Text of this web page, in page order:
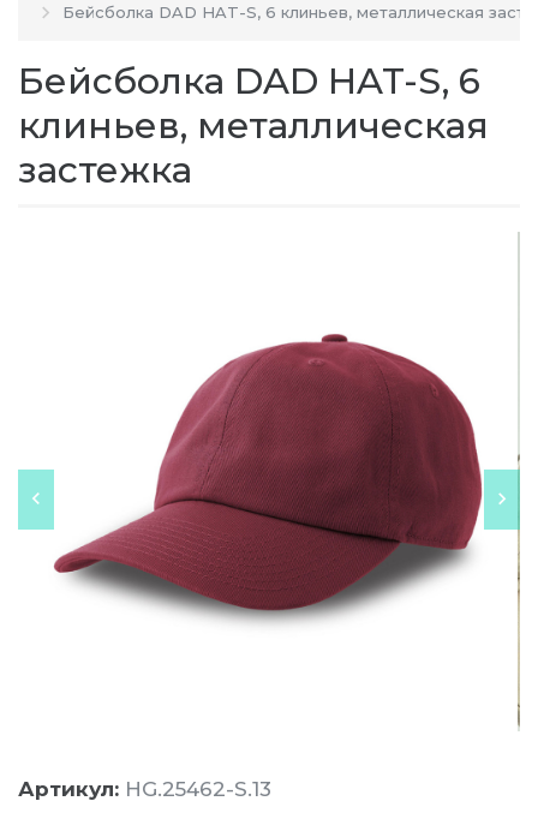
Бейсболка DAD HAT-S, 6 клиньев, металлическая
Бейсболка DAD HAT-S, 6
клиньев, металлическая
застежка
Артикул: HG.25462-S.13